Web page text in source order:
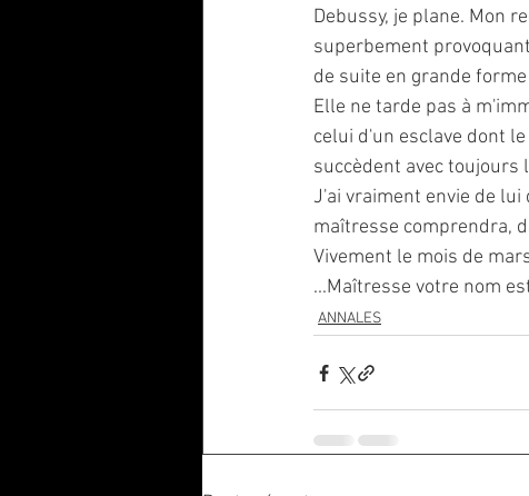
Debussy, je plane. Mon
superbement
de suite en grande forme
Elle ne tarde pas à
celui d'un esclave dont
succèdent avec
J'ai vraiment envie de
maîtresse comprendra,
Vivement le mois de
...Maîtresse votre nom
ANNALES